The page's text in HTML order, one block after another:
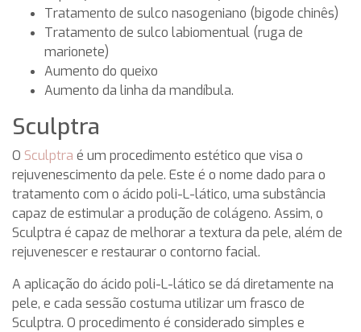
Tratamento de sulco nasogeniano (bigode chinês)
Tratamento de sulco labiomentual (ruga de
marionete)
Aumento do queixo
Aumento da linha da mandíbula.
Sculptra
O Sculptra é um procedimento estético que visa o
rejuvenescimento da pele. Este é o nome dado para o
tratamento com o ácido poli-L-lático, uma substância
capaz de estimular a produção de colágeno. Assim, o
Sculptra é capaz de melhorar a textura da pele, além de
rejuvenescer e restaurar o contorno facial.
A aplicação do ácido poli-L-lático se dá diretamente na
pele, e cada sessão costuma utilizar um frasco de
Sculptra. O procedimento é considerado simples e